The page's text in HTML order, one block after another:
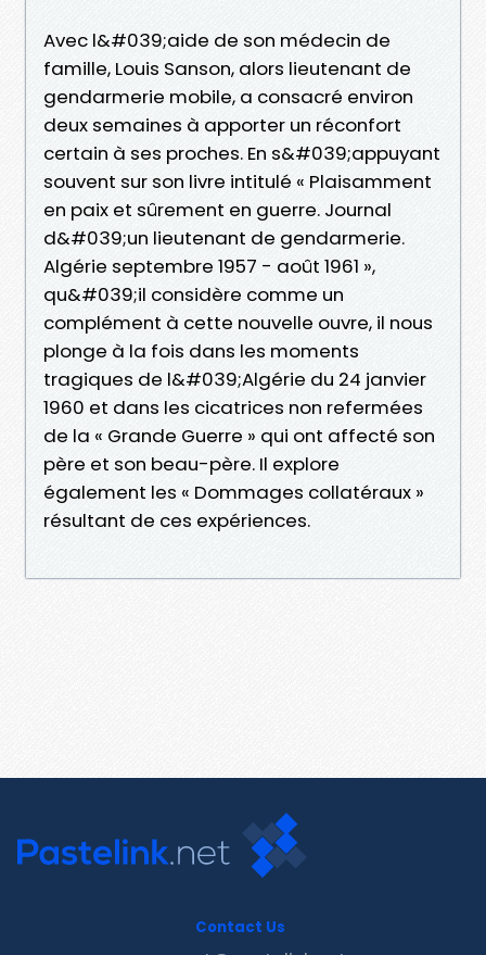
Avec l&#039;aide de son médecin de
famille, Louis Sanson, alors lieutenant de
gendarmerie mobile, a consacré environ
deux semaines à apporter un réconfort
certain à ses proches. En s&#039;appuyant
souvent sur son livre intitulé « Plaisamment
en paix et sûrement en guerre. Journal
d&#039;un lieutenant de gendarmerie.
Algérie septembre 1957 - août 1961 »,
qu&#039;il considère comme un
complément à cette nouvelle ouvre, il nous
plonge à la fois dans les moments
tragiques de l&#039;Algérie du 24 janvier
1960 et dans les cicatrices non refermées
de la « Grande Guerre » qui ont affecté son
père et son beau-père. Il explore
également les « Dommages collatéraux »
résultant de ces expériences.
Contact Us